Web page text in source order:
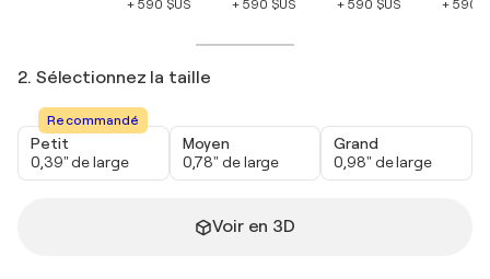
+ 590 $US
+ 590 $US
+ 590 $US
+ 590
2. Sélectionnez la taille
Recommandé
Petit
0,39" de large
Moyen
0,78" de large
Grand
0,98" de large
Voir en 3D